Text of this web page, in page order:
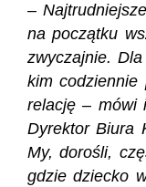
–
na początku
zwyczajnie.
kim codziennie
relację – mówi
Dyrektor Biura
My, dorośli,
gdzie dziecko